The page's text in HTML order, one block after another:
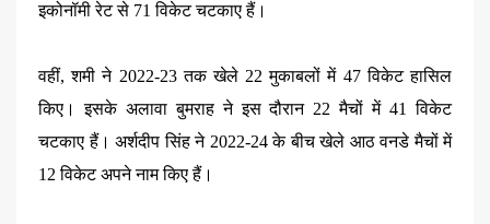
इकोनॉमी रेट से 71 विकेट चटकाए हैं।
वहीं, शमी ने 2022-23 तक खेले 22 मुकाबलों में 47 विकेट हासिल
किए। इसके अलावा बुमराह ने इस दौरान 22 मैचों में 41 विकेट
चटकाए हैं। अर्शदीप सिंह ने 2022-24 के बीच खेले आठ वनडे मैचों में
12 विकेट अपने नाम किए हैं।